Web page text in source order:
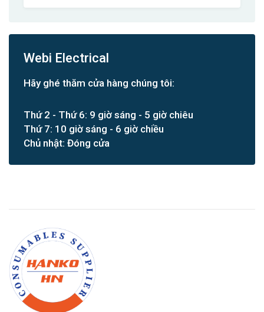
Webi Electrical
Hãy ghé thăm cửa hàng chúng tôi:
Thứ 2 - Thứ 6: 9 giờ sáng - 5 giờ chiêu
Thứ 7: 10 giờ sáng - 6 giờ chiều
Chủ nhật: Đóng cửa